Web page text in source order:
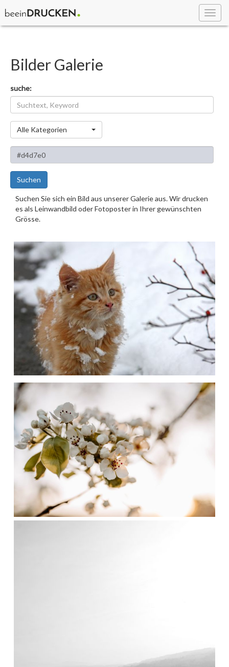
Bilder Galerie
suche:
Kategorie
Alle Kategorien
Suchen
Suchen Sie sich ein Bild aus unserer Galerie aus. Wir drucken
es als Leinwandbild oder Fotoposter in Ihrer gewünschten
Grösse.